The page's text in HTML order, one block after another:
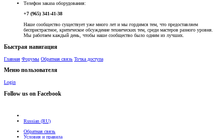
Телефон заказа оборудования:
+7 (965) 341-41-38
Наше сообщество существует уже много лет и мы гордимся тем, что предоставляем
беспристрастное, критическое обсуждение технических тем, среди мастеров разного уровня.
Мы работаем каждый день, чтобы наше сообщество было одним из лучших.
Быстрая навигация
Главная Форумы Обратная связь Точка доступа
Меню пользователя
Login
Follow us on Facebook
Russian (RU)
Обратная связь
Условия и правила